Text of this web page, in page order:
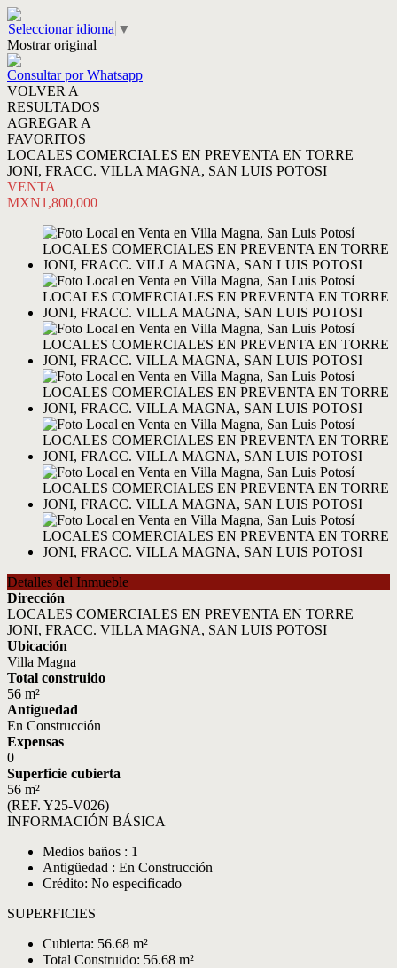
Seleccionar idioma ▼
Mostrar original
Consultar por Whatsapp
VOLVER A
RESULTADOS
AGREGAR A
FAVORITOS
LOCALES COMERCIALES EN PREVENTA EN TORRE
JONI, FRACC. VILLA MAGNA, SAN LUIS POTOSI
VENTA
MXN1,800,000
Detalles del Inmueble
Dirección
LOCALES COMERCIALES EN PREVENTA EN TORRE
JONI, FRACC. VILLA MAGNA, SAN LUIS POTOSI
Ubicación
Villa Magna
Total construido
56 m²
Antiguedad
En Construcción
Expensas
0
Superficie cubierta
56 m²
(REF. Y25-V026)
INFORMACIÓN BÁSICA
Medios baños : 1
Antigüedad : En Construcción
Crédito: No especificado
SUPERFICIES
Cubierta: 56.68 m²
Total Construido: 56.68 m²